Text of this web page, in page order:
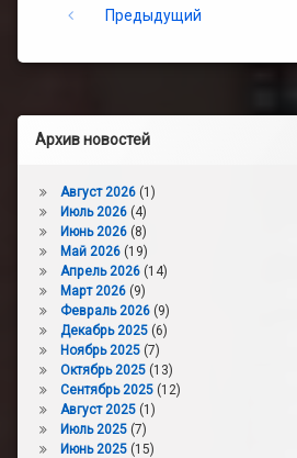
Keep Reading
Предыдущий
Архив новостей
Август 2026(1)
Июль 2026(4)
Июнь 2026(8)
Май 2026(19)
Апрель 2026(14)
Март 2026(9)
Февраль 2026(9)
Декабрь 2025(6)
Ноябрь 2025(7)
Октябрь 2025(13)
Сентябрь 2025(12)
Август 2025(1)
Июль 2025(7)
Июнь 2025(15)